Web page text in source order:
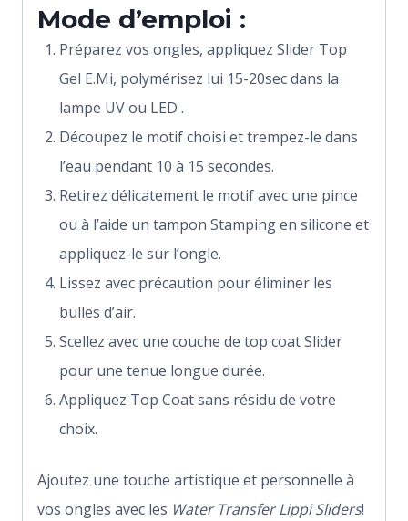
Mode d’emploi :
Préparez vos ongles, appliquez Slider Top
Gel E.Mi, polymérisez lui 15-20sec dans la
lampe UV ou LED .
Découpez le motif choisi et trempez-le dans
l’eau pendant 10 à 15 secondes.
Retirez délicatement le motif avec une pince
ou à l’aide un tampon Stamping en silicone et
appliquez-le sur l’ongle.
Lissez avec précaution pour éliminer les
bulles d’air.
Scellez avec une couche de top coat Slider
pour une tenue longue durée.
Appliquez Top Coat sans résidu de votre
choix.
Ajoutez une touche artistique et personnelle à
vos ongles avec les Water Transfer Lippi Sliders!